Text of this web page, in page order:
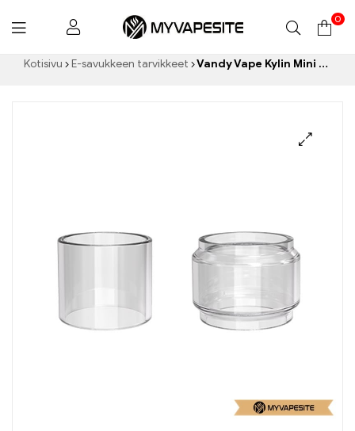
Myvapesite.de
0
Kotisivu E-savukkeen tarvikkeet Vandy Vape Kylin Mini korvaava lasiputki 3/5ml (1kappale/pakkaus) E-savukkeiden tukkumyynti丨Räätälöity